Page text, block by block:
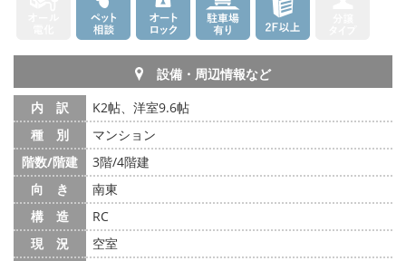
設備・周辺情報など
内 訳
K2帖、洋室9.6帖
種 別
マンション
階数/階建
3階/4階建
向 き
南東
構 造
RC
現 況
空室